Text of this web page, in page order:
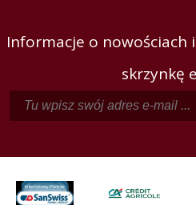
Informacje o nowościach
skrzynkę